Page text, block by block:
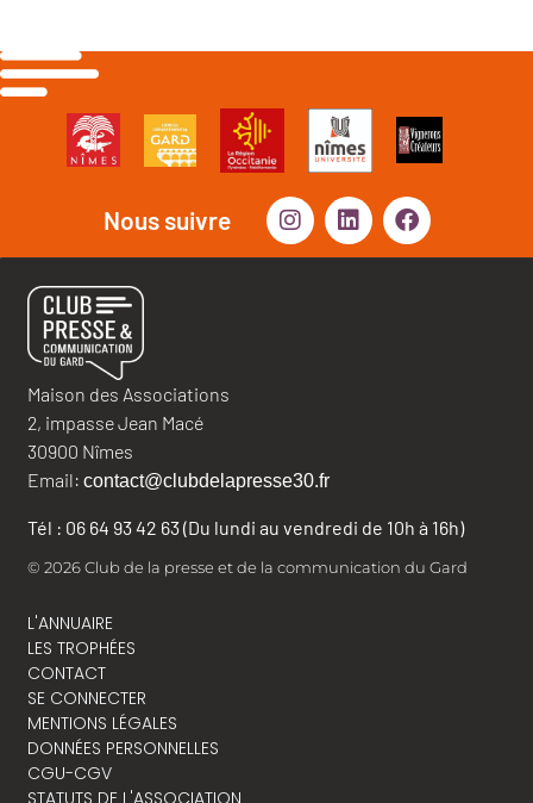
Nous suivre
Maison des Associations
2, impasse Jean Macé
30900 Nîmes
Email: contact@clubdelapresse30.fr
Tél : 06 64 93 42 63 (Du lundi au vendredi de 10h à 16h)
© 2026 Club de la presse et de la communication du Gard
L'ANNUAIRE
LES TROPHÉES
CONTACT
SE CONNECTER
MENTIONS LÉGALES
DONNÉES PERSONNELLES
CGU-CGV